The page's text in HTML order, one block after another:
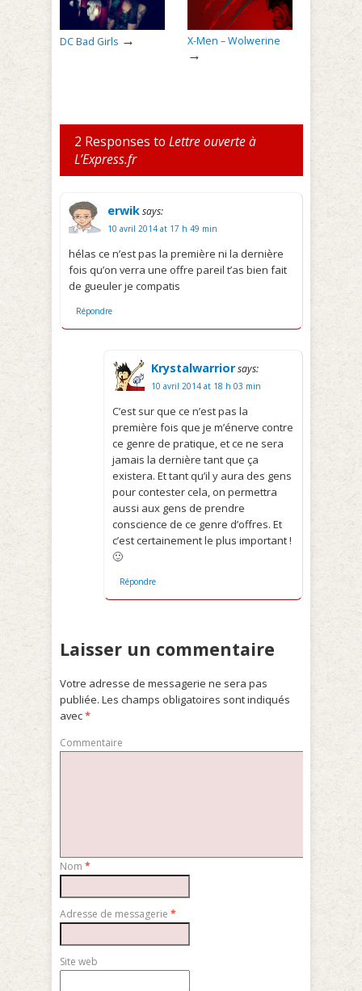
DC Bad Girls → X-Men – Wolwerine
→
2 Responses to Lettre ouverte à
L’Express.fr
erwiksays:
10 avril 2014 at 17 h 49 min
hélas ce n’est pas la première ni la dernière
fois qu’on verra une offre pareil t’as bien fait
de gueuler je compatis
Répondre
Krystalwarriorsays:
10 avril 2014 at 18 h 03 min
C’est sur que ce n’est pas la
première fois que je m’énerve contre
ce genre de pratique, et ce ne sera
jamais la dernière tant que ça
existera. Et tant qu’il y aura des gens
pour contester cela, on permettra
aussi aux gens de prendre
conscience de ce genre d’offres. Et
c’est certainement le plus important !
🙂
Répondre
Laisser un commentaire
Votre adresse de messagerie ne sera pas
publiée. Les champs obligatoires sont indiqués
avec*
Commentaire
Nom *
Adresse de messagerie *
Site web